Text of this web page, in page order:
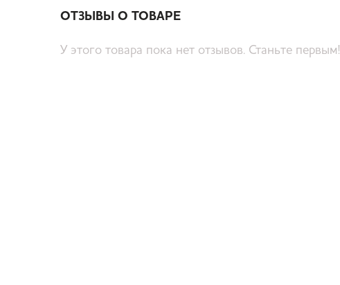
ОТЗЫВЫ О ТОВАРЕ
У этого товара пока нет отзывов. Станьте первым!